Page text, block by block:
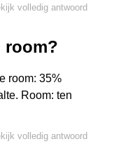
volledig antwoord
room?
room: 35%
Room: ten
volledig antwoord